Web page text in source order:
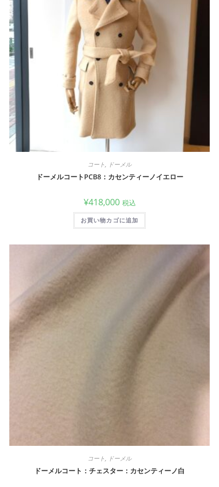
コート, ドーメル
ドーメルコートPCB8：カセンティーノイエロー
¥418,000 税込
お買い物カゴに追加
コート, ドーメル
ドーメルコート：チェスター：カセンティーノ白